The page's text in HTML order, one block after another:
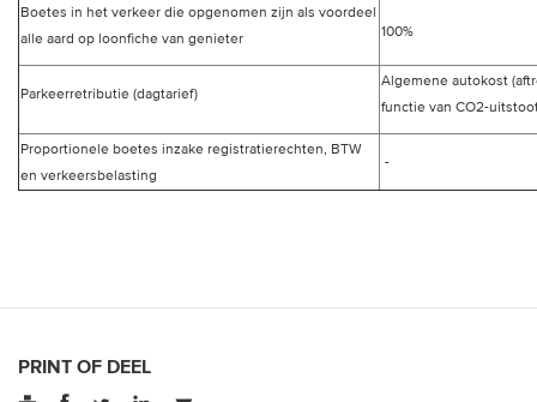
Boetes in het verkeer die opgenomen zijn als voordeel
alle aard op loonfiche van genieter
100%
Parkeerretributie (dagtarief)
Algemene autokost
functie van CO2-
Proportionele boetes inzake registratierechten, BTW
en verkeersbelasting
-
PRINT OF DEEL